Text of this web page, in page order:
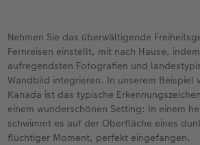
Nehmen Sie das überwältigende
Fernreisen einstellt, mit nach Hause,
aufregendsten Fotografien und
Wandbild integrieren. In unserem Beispiel
Kanada ist das typische
einem wunderschönen Setting: In einem
schwimmt es auf der Oberfläche eines
flüchtiger Moment, perfekt eingefangen.